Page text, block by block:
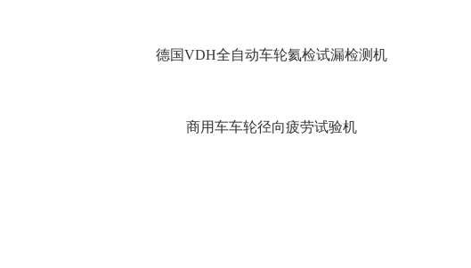
德国VDH全自动车轮氦检试漏检测机
商用车车轮径向疲劳试验机